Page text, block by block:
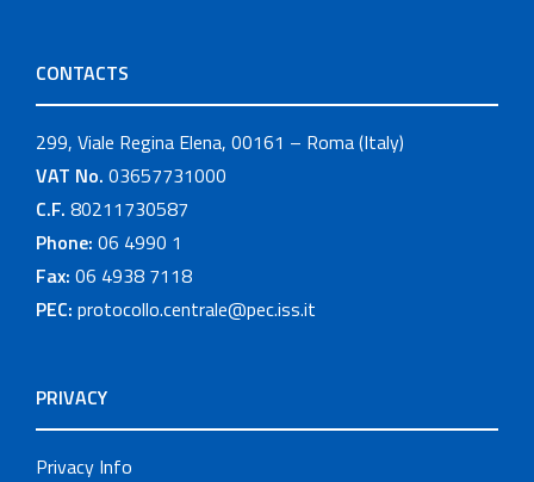
CONTACTS
299, Viale Regina Elena, 00161 – Roma (Italy)
VAT No. 03657731000
C.F. 80211730587
Phone: 06 4990 1
Fax: 06 4938 7118
PEC: protocollo.centrale@pec.iss.it
PRIVACY
Privacy Info